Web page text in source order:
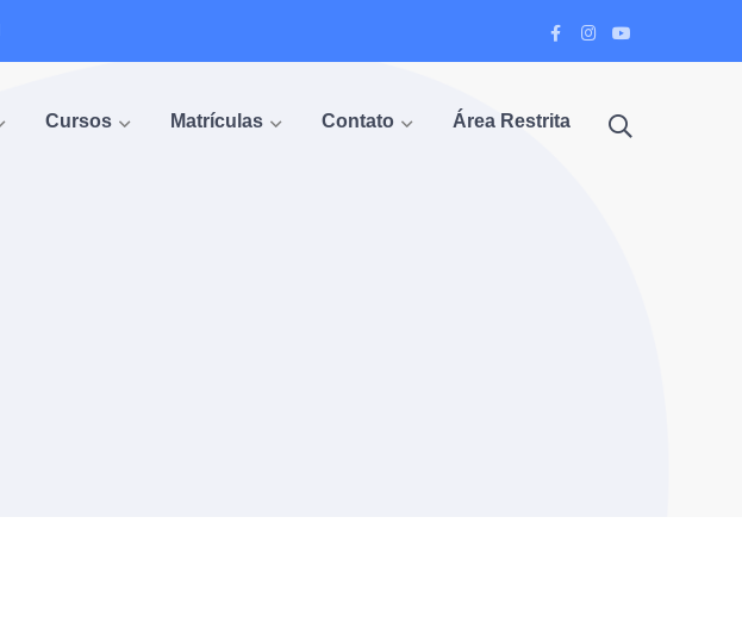
Facebook
Profile
Instagram
ProfileProfile
Cursos Matrículas Contato Área Restrita